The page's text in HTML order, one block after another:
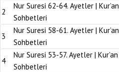
2
Nur Suresi 62-64. Ayetler | Kur’an
Sohbetleri
3
Nur Suresi 58-61. Ayetler | Kur’an
Sohbetleri
4
Nur Suresi 53-57. Ayetler | Kur’an
Sohbetleri